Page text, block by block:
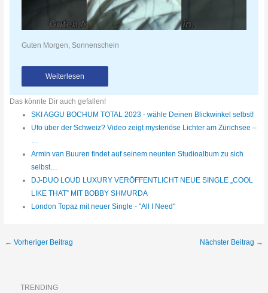
Guten Morgen, Sonnenschein
Weiterlesen
Das könnte Dir auch gefallen!
SKI AGGU BOCHUM TOTAL 2023 - wähle Deinen Blickwinkel selbst!
Ufo über der Schweiz? Video zeigt mysteriöse Lichter am Zürichsee –
Armin van Buuren findet auf seinem neunten Studioalbum zu sich
selbst…
DJ-DUO LOUD LUXURY VERÖFFENTLICHT NEUE SINGLE „COOL
LIKE THAT” MIT BOBBY SHMURDA
London Topaz mit neuer Single - "All I Need"
← Vorheriger Beitrag Nächster Beitrag →
TRENDING